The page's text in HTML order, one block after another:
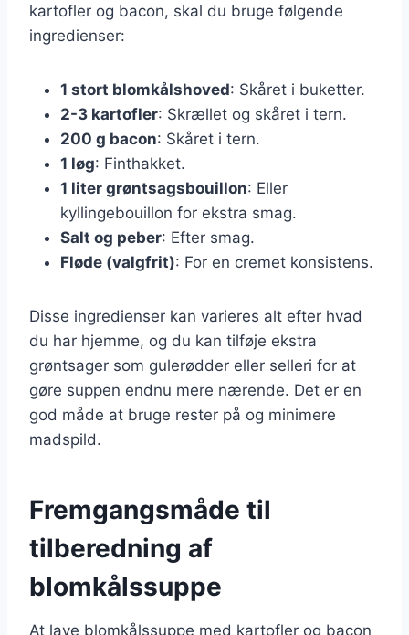
kartofler og bacon, skal du bruge følgende
ingredienser:
1 stort blomkålshoved: Skåret i buketter.
2-3 kartofler: Skrællet og skåret i tern.
200 g bacon: Skåret i tern.
1 løg: Finthakket.
1 liter grøntsagsbouillon: Eller
kyllingebouillon for ekstra smag.
Salt og peber: Efter smag.
Fløde (valgfrit): For en cremet konsistens.
Disse ingredienser kan varieres alt efter hvad
du har hjemme, og du kan tilføje ekstra
grøntsager som gulerødder eller selleri for at
gøre suppen endnu mere nærende. Det er en
god måde at bruge rester på og minimere
madspild.
Fremgangsmåde til
tilberedning af
blomkålssuppe
At lave blomkålssuppe med kartofler og bacon